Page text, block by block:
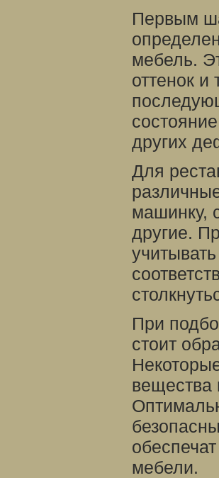
Первым
мебель.
оттенок и
других
Для
машинку,
другие.
При
стоит
вещества
мебели.